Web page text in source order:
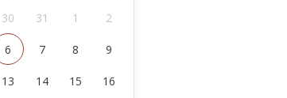
30 31 1 2
6 7 8 9
13 14 15 16